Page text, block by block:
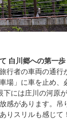
白川郷への第一歩
行者の車両の通行
場」に車を止め
には庄川の河原
感があります。吊
りスリルも感じて！